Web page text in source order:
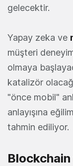
gelecektir.
Yapay zeka ve
müşteri
olmaya
katalizör
"önce mobil"
anlayışına
tahmin ediliyor.